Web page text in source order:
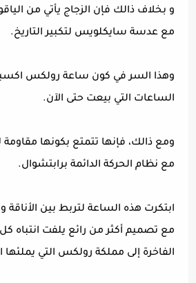
و بخلاف ذالك فإن الزجاج يأتي من
مع عدسة سايكلويس لتكبير التاريخ.
الساعات التي بيعت حتى الآن.
ومع ذالك، فإنها تتمتع بكونها مقاومة
مع نظام الحركة الدائمة برابتشوال.
ابتكرت هذه الساعة لتربط بين الأناقة و
مع تصميم أكثر من رائع يلفت انتباه
الفاخرة إلى مملكة رولكس التي